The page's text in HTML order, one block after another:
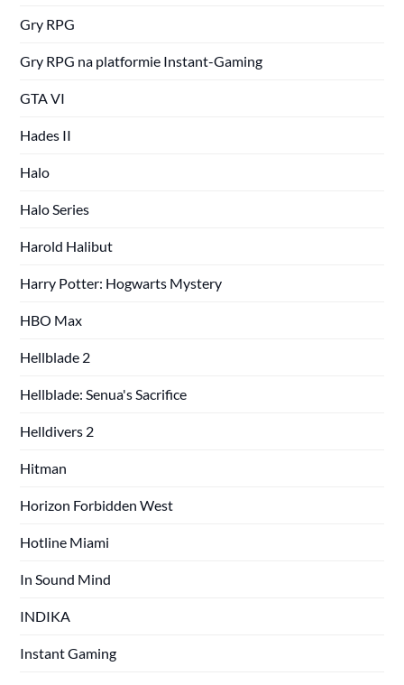
Gry RPG
Gry RPG na platformie Instant-Gaming
GTA VI
Hades II
Halo
Halo Series
Harold Halibut
Harry Potter: Hogwarts Mystery
HBO Max
Hellblade 2
Hellblade: Senua's Sacrifice
Helldivers 2
Hitman
Horizon Forbidden West
Hotline Miami
In Sound Mind
INDIKA
Instant Gaming